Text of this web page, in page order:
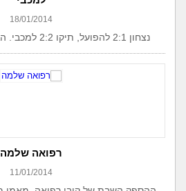
18/01/2014
נצחון 2:1 להפועל, תיקו 2:2 למכבי. הבוגרים חיכו את הנוער
רפואה שלמה
11/01/2014